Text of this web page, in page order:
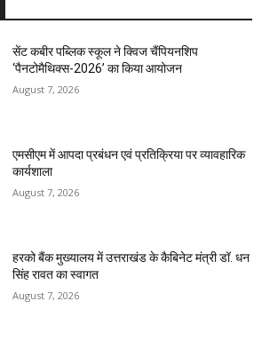
सेंट कबीर पब्लिक स्कूल ने क्विज चैंपियनशिप
‘पैनटोमैथिक्स-2026’ का किया आयोजन
August 7, 2026
एमसीएम में आपदा प्रबंधन एवं प्रतिक्रिया पर व्यावहारिक
कार्यशाला
August 7, 2026
हरको बैंक मुख्यालय में उत्तराखंड के कैबिनेट मंत्री डॉ. धन
सिंह रावत का स्वागत
August 7, 2026